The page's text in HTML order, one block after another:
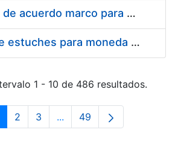
Contratación de acuerdo marco para el Suministro de Material de Electricidad para la Fábrica Nacional de Moneda y Timbre-Real Casa de la Moneda en su centro de trabajo de Burgos
Suministro de estuches para moneda de 30 €
1 - 10 de 486 resultados.
Página
2 Página
3 ...Páginas intermedias Use
Página
49